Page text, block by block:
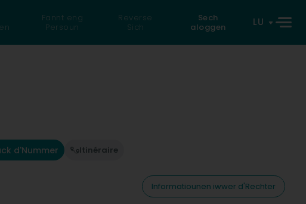
Fannt eng
Persoun
Reverse
Sich
Sech
aloggen
LU
d'Nummer Itinéraire
Informatiounen iwwer d'Rechter